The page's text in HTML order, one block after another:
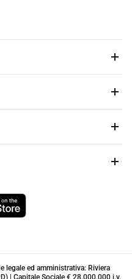
legale ed amministrativa: Riviera
| Capitale Sociale € 28.000.000 i.v.